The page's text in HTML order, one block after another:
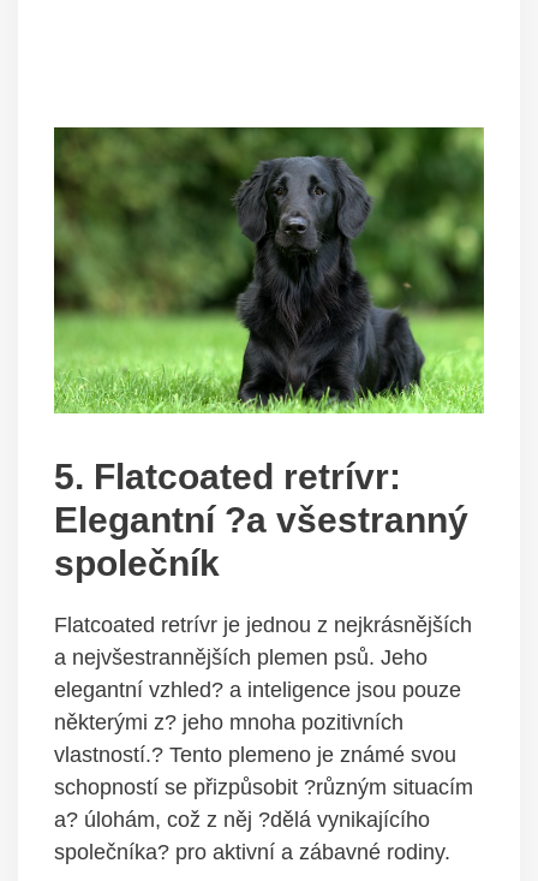
5. Flatcoated retrívr:
Elegantní ?a všestranný
společník
Flatcoated retrívr je jednou z nejkrásnějších
a nejvšestrannějších plemen psů. Jeho
elegantní vzhled? a inteligence jsou pouze
některými z? jeho mnoha pozitivních
vlastností.? Tento plemeno je známé svou
schopností se přizpůsobit ?různým situacím
a? úlohám, což z něj ?dělá vynikajícího
společníka? pro aktivní a zábavné rodiny.